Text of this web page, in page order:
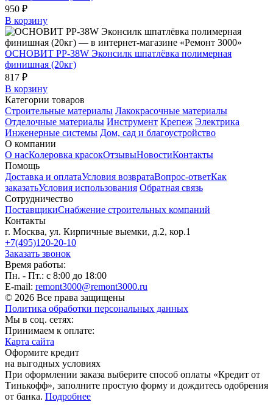
950 ₽
В корзину
ОСНОВИТ PP-38W Эконсилк шпатлёвка полимерная
финишная (20кг)
817 ₽
В корзину
Категории товаров
Строительные материалы Лакокрасочные материалы
Отделочные материалы Инструмент Крепеж Электрика
Инженерные системы Дом, сад и благоустройство
О компании
О насКолеровка красокОтзывыНовостиКонтакты
Помощь
Доставка и оплатаУсловия возвратаВопрос-ответКак
заказатьУсловия использования Обратная связь
Сотрудничество
ПоставщикиСнабжение строительных компаний
Контакты
г. Москва, ул. Кирпичные выемки, д.2, кор.1
+7(495)120-20-10
Заказать звонок
Время работы:
Пн. - Пт.: с 8:00 до 18:00
E-mail: remont3000@remont3000.ru
© 2026 Все права защищены
Политика обработки персональных данных
Мы в соц. сетях:
Принимаем к оплате:
Карта сайта
Оформите кредит
на выгодных условиях
При оформлении заказа выберите способ оплаты «Кредит от
Тинькофф», заполните простую форму и дождитесь одобрения
от банка. Подробнее